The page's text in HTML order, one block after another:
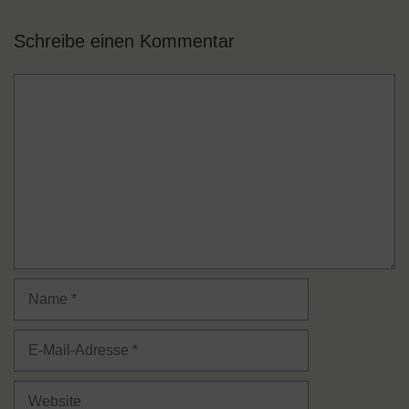
Schreibe einen Kommentar
Name
Website